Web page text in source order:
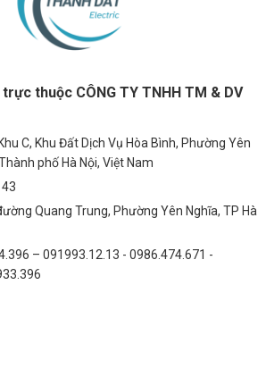
thuộc CÔNG TY TNHH TM & DV
C, Khu Đất Dịch Vụ Hòa Bình, Phường Yên
phố Hà Nội, Việt Nam
Quang Trung, Phường Yên Nghĩa, TP Hà
– 091993.12.13 - 0986.474.671 -